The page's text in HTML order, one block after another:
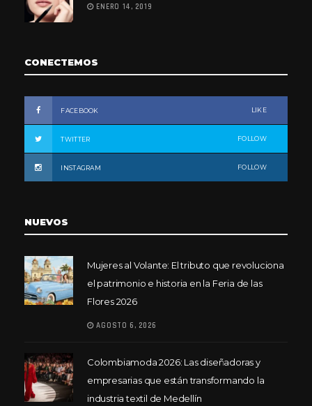
ENERO 14, 2019
CONECTEMOS
FACEBOOK LIKE
TWITTER FOLLOW
INSTAGRAM FOLLOW
NUEVOS
Mujeres al Volante: El tributo que revoluciona
el patrimonio e historia en la Feria de las
Flores 2026
AGOSTO 6, 2026
Colombiamoda 2026: Las diseñadoras y
empresarias que están transformando la
industria textil de Medellín